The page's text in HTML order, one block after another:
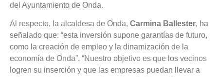
del Ayuntamiento de Onda.
Al respecto, la alcaldesa de Onda, Carmina Ballester, ha
señalado que: “esta inversión supone garantías de futuro,
como la creación de empleo y la dinamización de la
economía de Onda”. “Nuestro objetivo es que los vecinos
logren su inserción y que las empresas puedan llevar a